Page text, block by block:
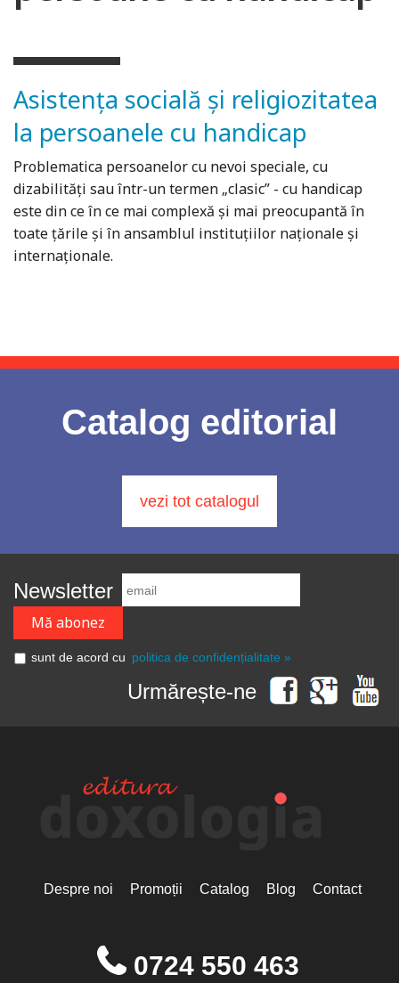
Asistenţa socială şi religiozitatea
la persoanele cu handicap
Problematica persoanelor cu nevoi speciale, cu
dizabilități sau într-un termen „clasic” - cu handicap
este din ce în ce mai complexă și mai preocupantă în
toate țările și în ansamblul instituțiilor naționale și
internaționale.
Catalog editorial
vezi tot catalogul
Newsletter
sunt de acord cu politica de confidențialitate »
Urmărește-ne
Despre noi Promoții Catalog Blog Contact
0724 550 463